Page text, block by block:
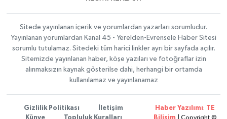
Sitede yayınlanan içerik ve yorumlardan yazarları sorumludur.
Yayınlanan yorumlardan Kanal 45 - Yerelden-Evrensele Haber Sitesi
sorumlu tutulamaz. Sitedeki tüm harici linkler ayrı bir sayfada açılır.
Sitemizde yayınlanan haber, köşe yazıları ve fotoğraflar izin
alınmaksızın kaynak gösterilse dahi, herhangi bir ortamda
kullanılamaz ve yayınlanamaz
Gizlilik Politikası
İletişim
Haber Yazılımı:
TE